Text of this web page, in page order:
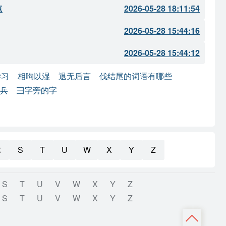
2026-05-28 18:11:54
2026-05-28 15:44:16
2026-05-28 15:44:12
相呴以湿 退无后言
伐结尾的词语有哪些
彐字旁的字
S T U W X Y Z
S T U V W X Y
Z
S
T U V W X Y Z